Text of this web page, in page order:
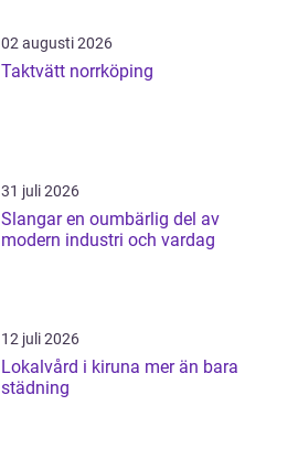
02 augusti 2026
Taktvätt norrköping
31 juli 2026
Slangar en oumbärlig del av
modern industri och vardag
12 juli 2026
Lokalvård i kiruna mer än bara
städning